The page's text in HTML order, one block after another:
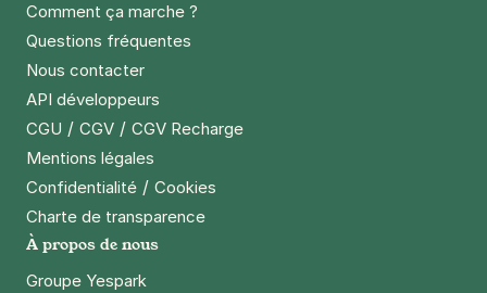
Comment ça marche ?
Questions fréquentes
Nous contacter
API développeurs
CGU / CGV / CGV Recharge
Mentions légales
Confidentialité / Cookies
Charte de transparence
À propos de nous
Groupe Yespark